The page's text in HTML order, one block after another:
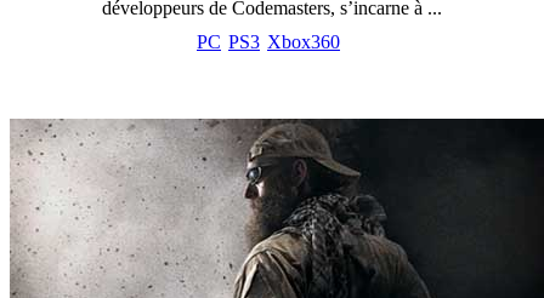
développeurs de Codemasters, s’incarne à ...
PC PS3 Xbox360